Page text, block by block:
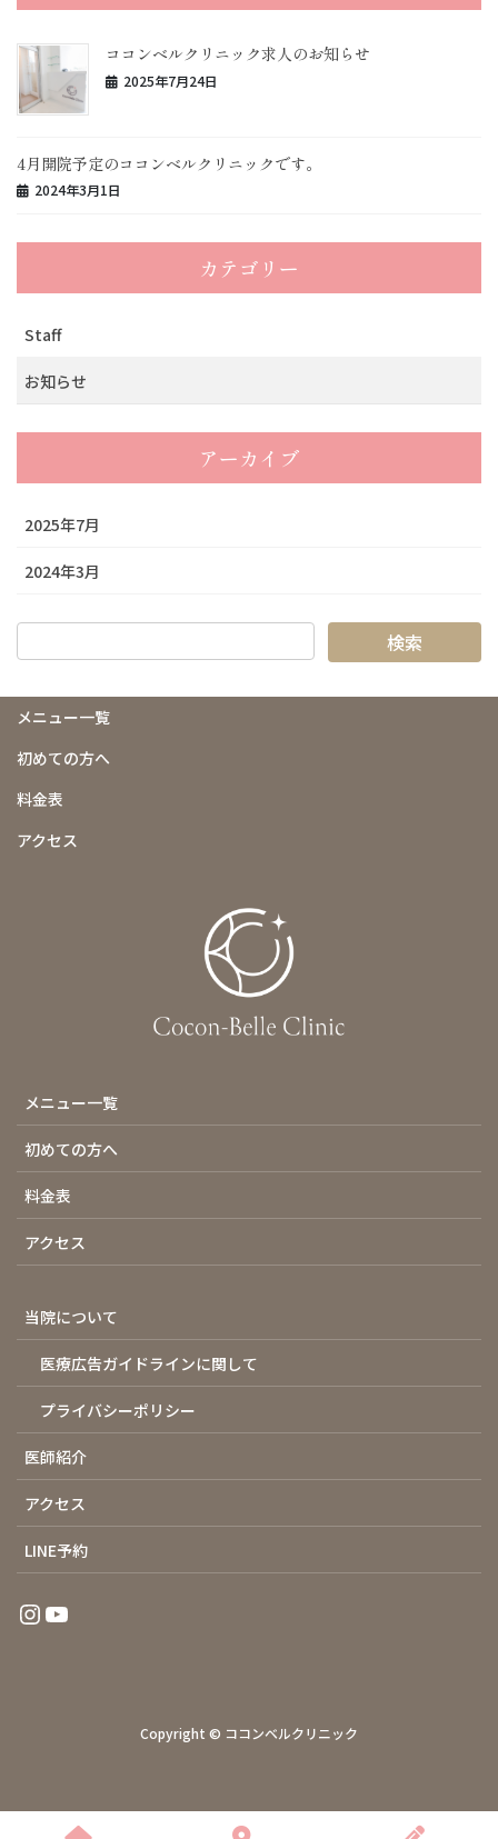
ココンベルクリニック求人のお知らせ
2025年7月24日
4月開院予定のココンベルクリニックです。
2024年3月1日
カテゴリー
Staff
お知らせ
アーカイブ
2025年7月
2024年3月
メニュー一覧
初めての方へ
料金表
アクセス
メニュー一覧
初めての方へ
料金表
アクセス
当院について
医療広告ガイドラインに関して
プライバシーポリシー
医師紹介
アクセス
LINE予約
Instagram
YouTube
Copyright © ココンベルクリニック